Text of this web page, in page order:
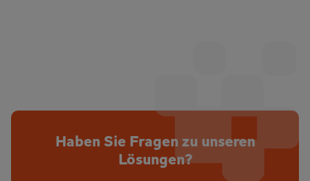
Haben Sie Fragen zu unseren
Lösungen?